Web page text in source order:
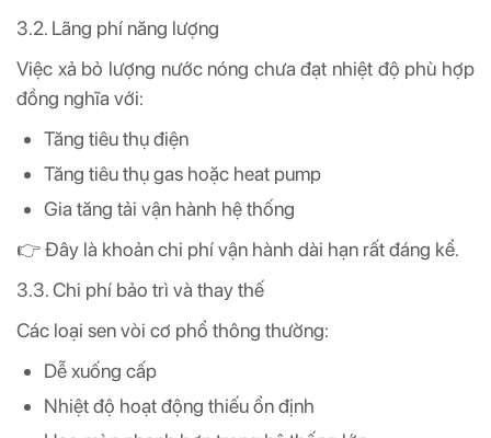
3.2. Lãng phí năng lượng
Việc xả bỏ lượng nước nóng chưa đạt nhiệt độ phù hợp
đồng nghĩa với:
Tăng tiêu thụ điện
Tăng tiêu thụ gas hoặc heat pump
Gia tăng tải vận hành hệ thống
👉 Đây là khoản chi phí vận hành dài hạn rất đáng kể.
3.3. Chi phí bảo trì và thay thế
Các loại sen vòi cơ phổ thông thường:
Dễ xuống cấp
Nhiệt độ hoạt động thiếu ổn định